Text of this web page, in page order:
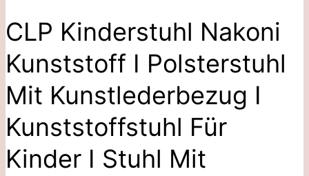
CLP Kinderstuhl Nakoni
Kunststoff I Polsterstuhl
Mit Kunstlederbezug I
Kunststoffstuhl Für
Kinder I Stuhl Mit